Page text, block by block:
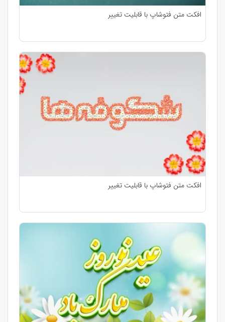
افکت متن فتوشاپ با قابلیت تغییر
افکت متن فتوشاپ با قابلیت تغییر